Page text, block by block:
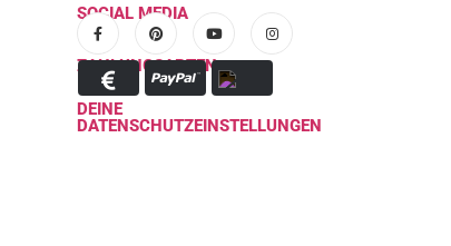
SOCIAL MEDIA
ZAHLUNGSARTEN
DEINE
DATENSCHUTZEINSTELLUNGEN